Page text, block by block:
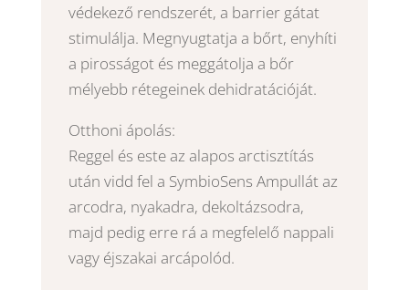
védekező rendszerét, a barrier gátat
stimulálja. Megnyugtatja a bőrt, enyhíti
a pirosságot és meggátolja a bőr
mélyebb rétegeinek dehidratációját.
Otthoni ápolás:
Reggel és este az alapos arctisztítás
után vidd fel a SymbioSens Ampullát az
arcodra, nyakadra, dekoltázsodra,
majd pedig erre rá a megfelelő nappali
vagy éjszakai arcápolód.